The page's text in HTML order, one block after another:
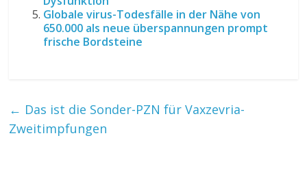
Globale virus-Todesfälle in der Nähe von
650.000 als neue überspannungen prompt
frische Bordsteine
← Das ist die Sonder-PZN für Vaxzevria-
Zweitimpfungen